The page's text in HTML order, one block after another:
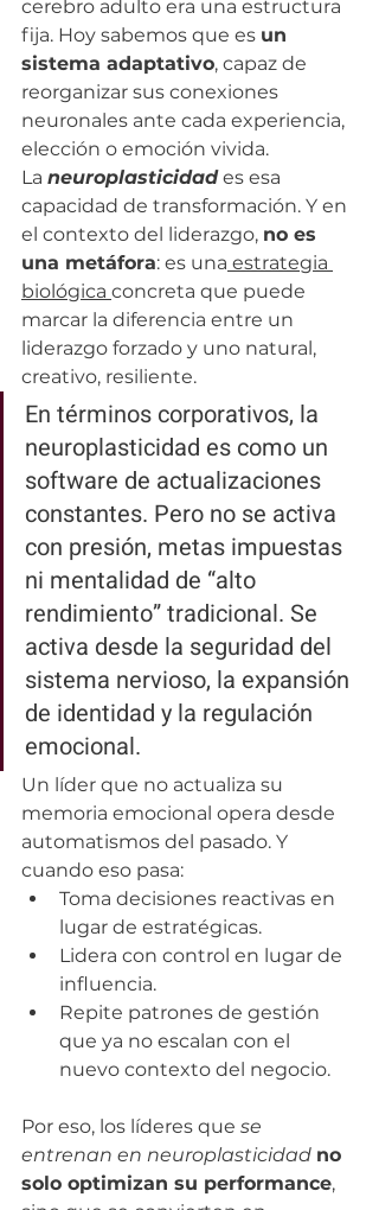
cerebro adulto era una estructura
fija. Hoy sabemos que es un
sistema adaptativo, capaz de
reorganizar sus conexiones
neuronales ante cada experiencia,
elección o emoción vivida.
La neuroplasticidad es esa
capacidad de transformación. Y en
el contexto del liderazgo, no es
una metáfora: es una estrategia
biológica concreta que puede
marcar la diferencia entre un
liderazgo forzado y uno natural,
creativo, resiliente.
En términos corporativos, la
neuroplasticidad es como un
software de actualizaciones
constantes. Pero no se activa
con presión, metas impuestas
ni mentalidad de “alto
rendimiento” tradicional. Se
activa desde la seguridad del
sistema nervioso, la expansión
de identidad y la regulación
emocional.
Un líder que no actualiza su
memoria emocional opera desde
automatismos del pasado. Y
cuando eso pasa:
Toma decisiones reactivas en
lugar de estratégicas.
Lidera con control en lugar de
influencia.
Repite patrones de gestión
que ya no escalan con el
nuevo contexto del negocio.
Por eso, los líderes que se
entrenan en neuroplasticidad no
solo optimizan su performance,